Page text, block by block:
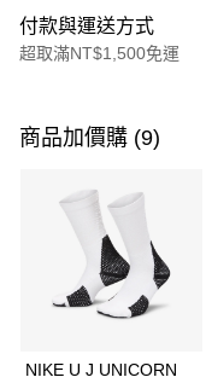
付款與運送方式
超取滿NT$1,500免運
信用卡一次付款
3 期 0 利率 每期
合作金庫商業銀行
華南商業銀行
上海商業儲蓄銀行
Apple Pay
商品加價購 (9)
NIKE U J UNICORN